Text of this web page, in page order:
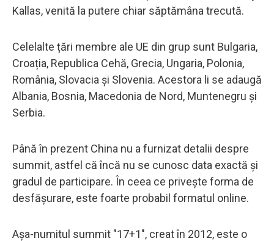
Kallas, venită la putere chiar săptămâna trecută.
Celelalte țări membre ale UE din grup sunt Bulgaria,
Croația, Republica Cehă, Grecia, Ungaria, Polonia,
România, Slovacia și Slovenia. Acestora li se adaugă
Albania, Bosnia, Macedonia de Nord, Muntenegru și
Serbia.
Până în prezent China nu a furnizat detalii despre
summit, astfel că încă nu se cunosc data exactă și
gradul de participare. În ceea ce privește forma de
desfășurare, este foarte probabil formatul online.
Așa-numitul summit "17+1", creat în 2012, este o